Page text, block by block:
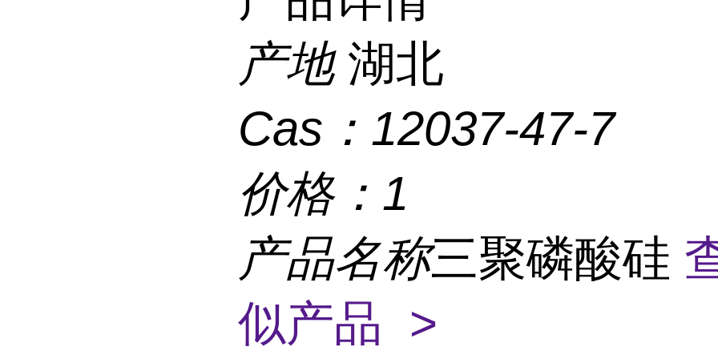
产地 湖北
Cas： 12037-47-7
价格： 1
产品名称三聚磷酸硅
似产品 >